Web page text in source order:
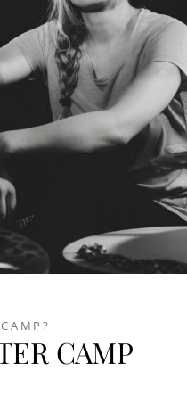
CAMP